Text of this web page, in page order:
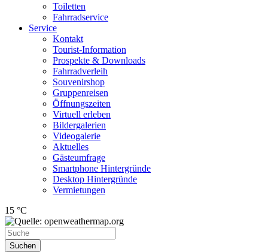
Toiletten
Fahrradservice
Service
Kontakt
Tourist-Information
Prospekte & Downloads
Fahrradverleih
Souvenirshop
Gruppenreisen
Öffnungszeiten
Virtuell erleben
Bildergalerien
Videogalerie
Aktuelles
Gästeumfrage
Smartphone Hintergründe
Desktop Hintergründe
Vermietungen
15 °C
Suchen